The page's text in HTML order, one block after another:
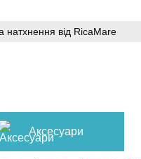
натхнення від RicaMare
Аксесуари